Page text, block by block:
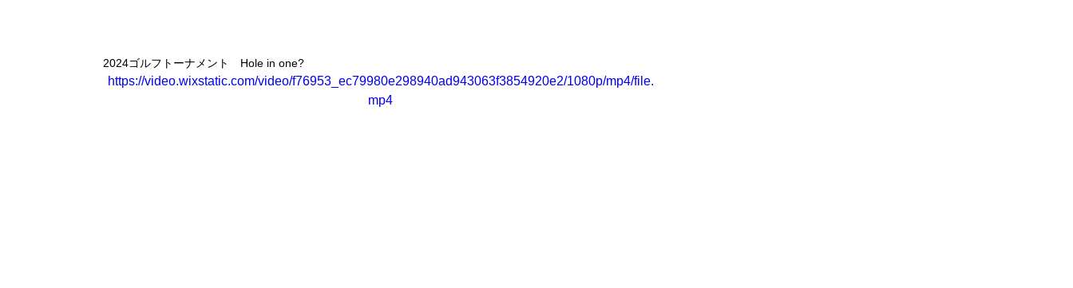
2024ゴルフトーナメント　Hole in one?
https://video.wixstatic.com/video/f76953_ec79980e298940ad943063f3854920e2/1080p/mp4/file.
mp4